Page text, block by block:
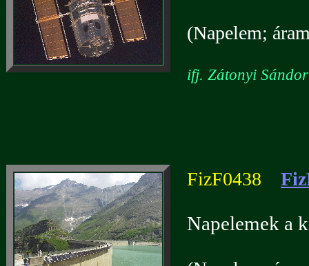
(Napelem;
ifj. Zátonyi
FizF0438
Napelemek a